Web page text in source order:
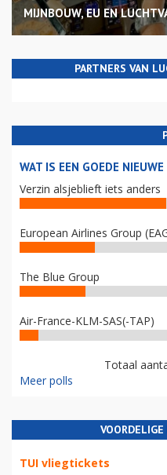
MIJNBOUW, EU EN
PARTNERS VAN
WAT IS EEN GOEDE
Verzin alsjeblieft iets anders
European Airlines Group
The Blue Group
Air-France-KLM-SAS(-TAP)
Totaal
Meer polls
TUI vliegtickets